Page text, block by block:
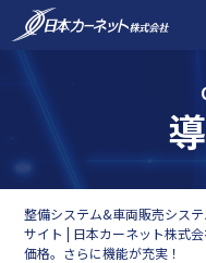
整備システム&車両販売シス
サイト | 日本カーネット株式
価格。さらに機能が充実！